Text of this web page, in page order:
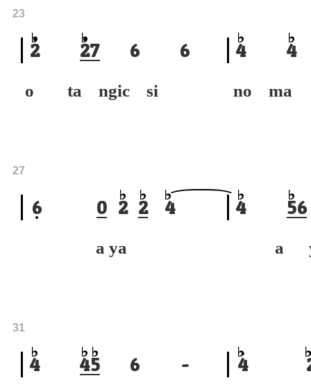
2 27 6 6
23
o ta ngic si
4 4
no ma
6 0 2 2 4
27
a ya
4 56
a
4 45 6 -
31
4